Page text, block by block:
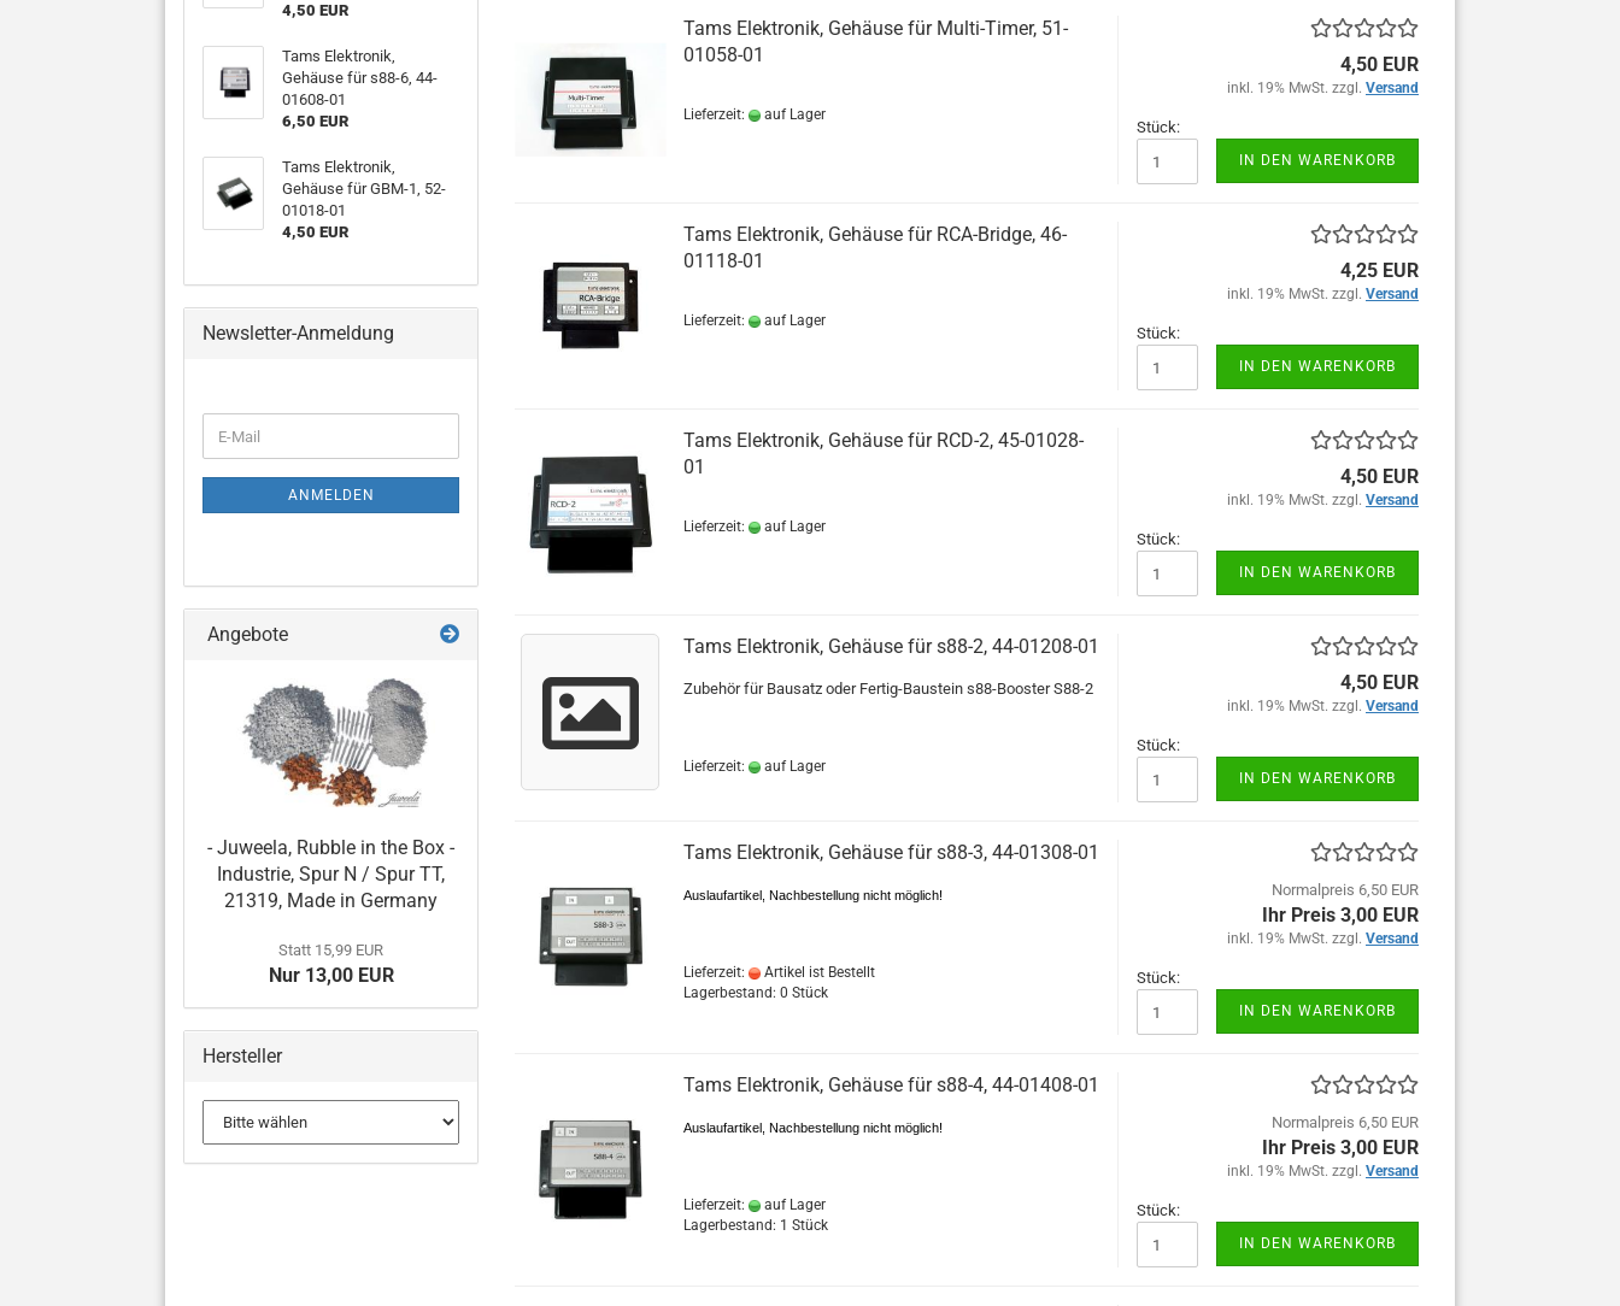
Tams Elektronik, Gehäuse für Multi-Timer, 51-
01058-01
Lieferzeit: auf Lager
4,50 EUR
inkl. 19% MwSt. zzgl. Versand
Stück:
IN DEN WARENKORB
Tams Elektronik, Gehäuse für RCA-Bridge, 46-
01118-01
Lieferzeit: auf Lager
4,25 EUR
inkl. 19% MwSt. zzgl. Versand
Stück:
IN DEN WARENKORB
Tams Elektronik, Gehäuse für RCD-2, 45-01028-
01
Lieferzeit: auf Lager
4,50 EUR
inkl. 19% MwSt. zzgl. Versand
Stück:
IN DEN WARENKORB
Tams Elektronik, Gehäuse für s88-2, 44-01208-01
Zubehör für Bausatz oder Fertig-Baustein s88-Booster S88-2
Lieferzeit: auf Lager
4,50 EUR
inkl. 19% MwSt. zzgl. Versand
Stück:
IN DEN WARENKORB
Tams Elektronik, Gehäuse für s88-3, 44-01308-01
Auslaufartikel, Nachbestellung nicht möglich!
Lieferzeit:
Artikel ist Bestellt
Lagerbestand: 0 Stück
Normalpreis 6,50 EUR
Ihr Preis 3,00 EUR
inkl. 19% MwSt. zzgl. Versand
Stück:
IN DEN WARENKORB
Tams Elektronik, Gehäuse für s88-4, 44-01408-01
Auslaufartikel, Nachbestellung nicht möglich!
Lieferzeit:
auf Lager
Lagerbestand: 1 Stück
Normalpreis 6,50 EUR
Ihr Preis 3,00 EUR
inkl. 19% MwSt. zzgl. Versand
Stück:
IN DEN WARENKORB
4,50 EUR
Tams Elektronik,
Gehäuse für s88-6, 44-
01608-01
6,50 EUR
Tams Elektronik,
Gehäuse für GBM-1, 52-
01018-01
4,50 EUR
Newsletter-Anmeldung
ZUR
ANMELDUNG
E-
Mail
ANMELDEN
Angebote
- Juweela, Rubble in the Box -
Industrie, Spur N / Spur TT,
21319, Made in Germany
Statt 15,99 EUR
Nur 13,00 EUR
Hersteller